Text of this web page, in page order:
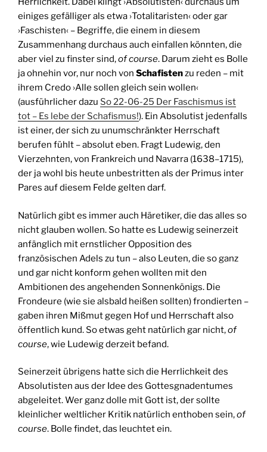
einiges gefälliger als etwa ›Totalitaristen‹ oder gar
›Faschisten‹ – Begriffe, die einem in diesem
Zusammenhang durchaus auch einfallen könnten, die
aber viel zu finster sind,of course. Darum zieht es Bolle
ja ohnehin vor, nur noch von Schafistenzu reden – mit
ihrem Credo ›Alle sollen gleich sein wollen‹
(ausführlicher dazu So 22-06-25 Der Faschismus ist
tot – Es lebe der Schafismus!). Ein Absolutist jedenfalls
ist einer, der sich zu unumschränkter Herrschaft
berufen fühlt – absolut eben. Fragt Ludewig, den
Vierzehnten, von Frankreich und Navarra (1638–1715),
der ja wohl bis heute unbestritten als der Primus inter
Pares auf diesem Felde gelten darf.
Natürlich gibt es immer auch Häretiker, die das alles so
nicht glauben wollen. So hatte es Ludewig seinerzeit
anfänglich mit ernstlicher Opposition des
französischen Adels zu tun – also Leuten, die so ganz
und gar nicht konform gehen wollten mit den
Ambitionen des angehenden Sonnenkönigs. Die
Frondeure (wie sie alsbald heißen sollten) frondierten –
gaben ihren Mißmut gegen Hof und Herrschaft also
öffentlich kund. So etwas geht natürlich gar nicht,of
course, wie Ludewig derzeit befand.
Seinerzeit übrigens hatte sich die Herrlichkeit des
Absolutisten aus der Idee des Gottesgnadentumes
abgeleitet. Wer ganz dolle mit Gott ist, der sollte
kleinlicher weltlicher Kritik natürlich enthoben sein,of
course. Bolle findet, das leuchtet ein.